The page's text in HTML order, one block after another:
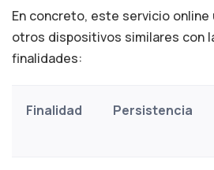
En concreto, este servicio
otros dispositivos similares con
finalidades:
Finalidad Persistencia